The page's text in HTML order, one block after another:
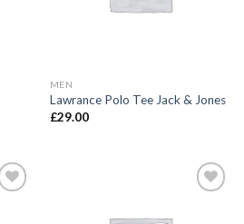
MEN
Lawrance Polo Tee Jack & Jones
£29.00